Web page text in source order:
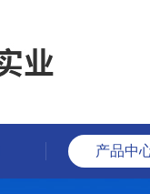
产品中